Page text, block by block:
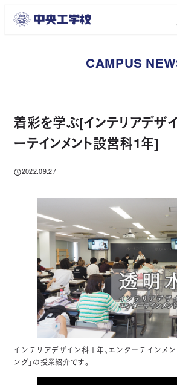
CAMPUS
着彩を学ぶ[インテリアデザ
ーテインメント設営科1年]
投稿日
2022.09.27
インテリアデザイン科１年、エンターテインメ
ング」の授業紹介です。